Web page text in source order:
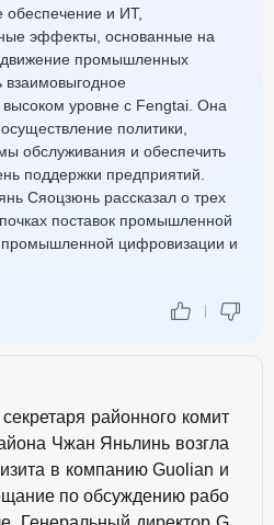
обеспечение и ИТ,
эффекты, основанные на
промышленных
взаимовыгодное
высоком уровне с Fengtai. Она
политики,
обслуживания и обеспечить
поддержки предприятий.
Сяоцзюнь рассказал о трех
поставок промышленной
цифровизации и
районного комит
Чжан Яньлинь возгла
в компанию Guolian и
по обсуждению рабо